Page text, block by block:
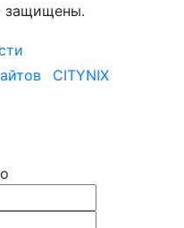
защищены.
CITYNIX